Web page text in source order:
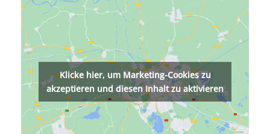
Klicke hier, um Marketing-Cookies zu
akzeptieren und diesen Inhalt zu aktivieren